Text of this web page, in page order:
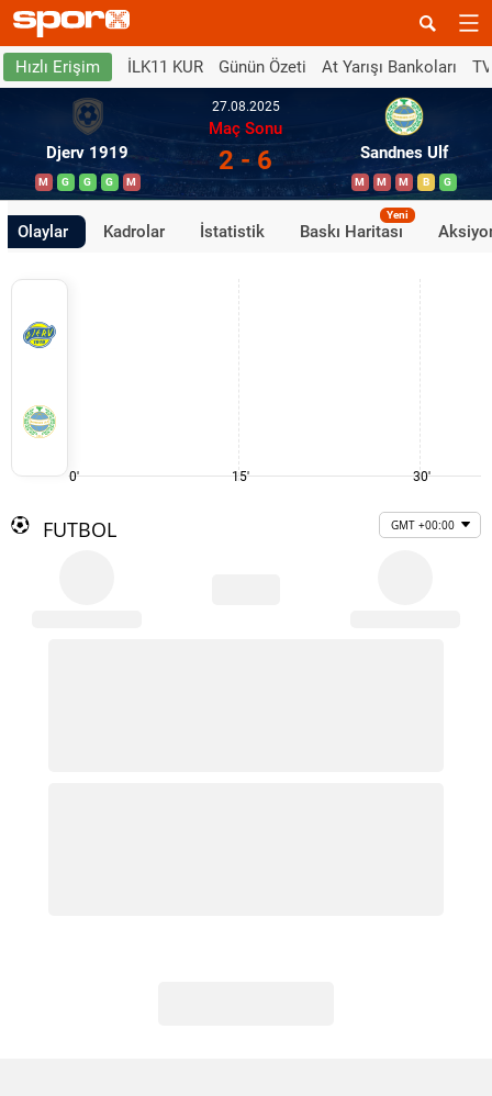
Hızlı Erişim İLK11 KUR Günün Özeti At Yarışı Bankoları
Djerv 1919
M G G G M
27.08.2025
Maç Sonu
2 - 6 Sandnes Ulf
M M M B G
Olaylar Kadrolar İstatistik Baskı Haritası
Yeni
0' 15' 30'
FUTBOL GMT +00:00